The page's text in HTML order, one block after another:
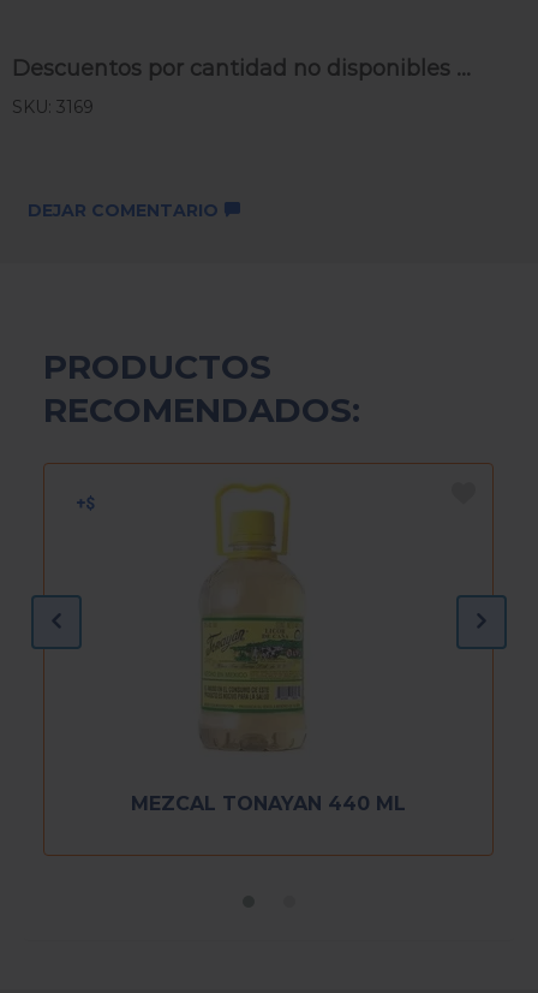
Descuentos por cantidad no disponibles ...
SKU: 3169
DEJAR COMENTARIO
PRODUCTOS
RECOMENDADOS:
MEZCAL TONAYAN 440 ML